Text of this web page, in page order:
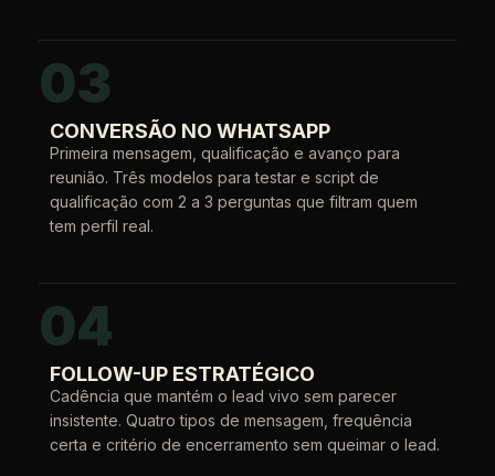
03
CONVERSÃO NO WHATSAPP
Primeira mensagem, qualificação e avanço para
reunião. Três modelos para testar e script de
qualificação com 2 a 3 perguntas que filtram quem
tem perfil real.
04
FOLLOW-UP ESTRATÉGICO
Cadência que mantém o lead vivo sem parecer
insistente. Quatro tipos de mensagem, frequência
certa e critério de encerramento sem queimar o lead.